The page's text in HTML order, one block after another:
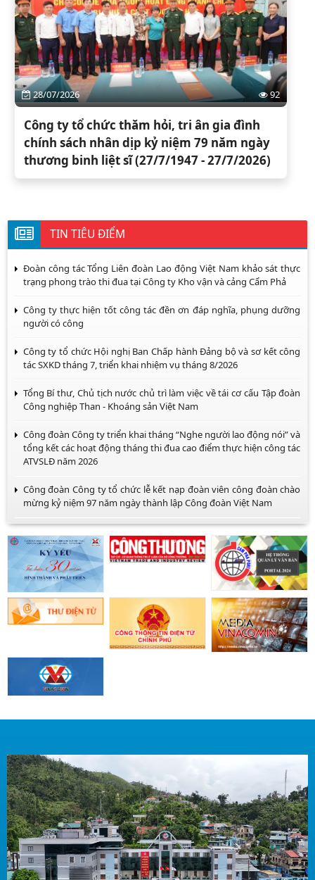
28/07/2026 92
Công ty tổ chức thăm hỏi, tri ân gia đình
chính sách nhân dịp kỷ niệm 79 năm ngày
thương binh liệt sĩ (27/7/1947 - 27/7/2026)
TIN TIÊU ĐIỂM
Đoàn công tác Tổng Liên đoàn Lao động Việt Nam khảo sát thực
trạng phong trào thi đua tại Công ty Kho vận và cảng Cẩm Phả
Công ty thực hiện tốt công tác đền ơn đáp nghĩa, phụng dưỡng
người có công
Công ty tổ chức Hội nghị Ban Chấp hành Đảng bộ và sơ kết công
tác SXKD tháng 7, triển khai nhiệm vụ tháng 8/2026
Tổng Bí thư, Chủ tịch nước chủ trì làm việc về tái cơ cấu Tập đoàn
Công nghiệp Than - Khoáng sản Việt Nam
Công đoàn Công ty triển khai tháng “Nghe người lao động nói” và
tổng kết các hoạt động tháng thi đua cao điểm thực hiện công tác
ATVSLĐ năm 2026
Công đoàn Công ty tổ chức lễ kết nạp đoàn viên công đoàn chào
mừng kỷ niệm 97 năm ngày thành lập Công đoàn Việt Nam